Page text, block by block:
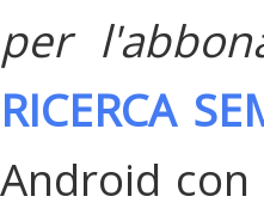
per
RICERCA
Android